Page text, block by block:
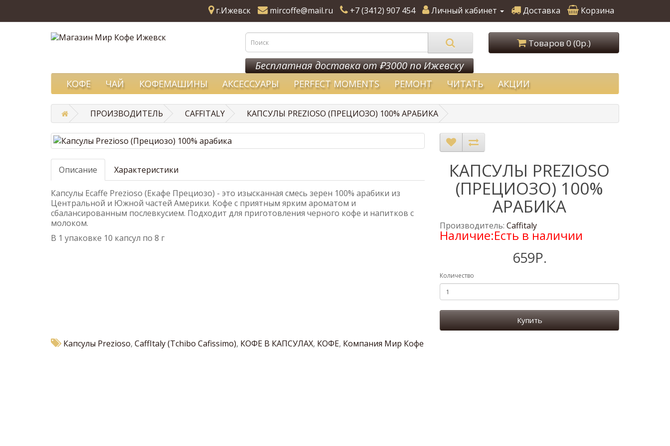
г.Ижевск mircoffe@mail.ru +7 (3412) 907 454 Личный кабинет Доставка Корзина
Бесплатная доставка от ₽3000 по Ижевску
Товаров 0 (0р.)
КОФЕ ЧАЙ КОФЕМАШИНЫ АКСЕССУАРЫ PERFECT MOMENTS РЕМОНТ ЧИТАТЬ АКЦИИ
ПРОИЗВОДИТЕЛЬ CAFFITALY КАПСУЛЫ PREZIOSO (ПРЕЦИОЗО) 100% АРАБИКА
Описание Характеристики
Капсулы Ecaffe Prezioso (Екафе Прециозо) - это изысканная смесь зерен 100% арабики из
Центральной и Южной частей Америки. Кофе с приятным ярким ароматом и
сбалансированным послевкусием. Подходит для приготовления черного кофе и напитков с
молоком.
В 1 упаковке 10 капсул по 8 г
КАПСУЛЫ PREZIOSO
(ПРЕЦИОЗО) 100%
АРАБИКА
Производитель: Caffitaly
Наличие:Есть в наличии
659Р.
Количество
Купить
Капсулы Prezioso, CaffItaly (Tchibo Cafissimo), КОФЕ В КАПСУЛАХ, КОФЕ, Компания Мир Кофе